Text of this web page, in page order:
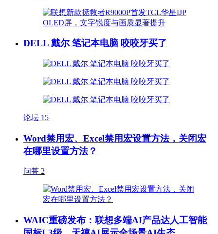
DELL 戴尔 笔记本电脑 咬咬牙买了
论坛 15
Word禁用宏、Excel禁用宏设置方法，关闭宏
在哪里设置方法？
问答 2
WAIC重磅发布：联想多端AI产品达人工智能